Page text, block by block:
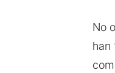
No
han